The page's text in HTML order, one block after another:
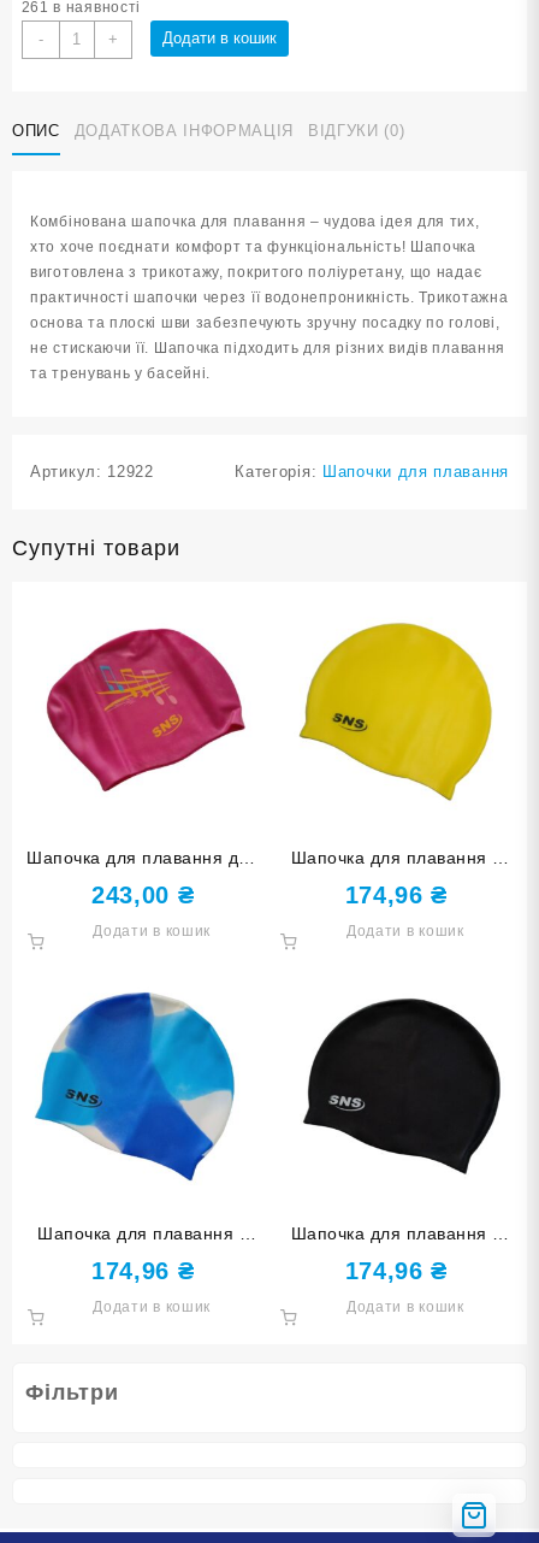
Фільтри
261 в наявності
-
Шапочка
для
SPIKE
рожева
+ Додати в кошик
ОПИС ДОДАТКОВА ІНФОРМАЦІЯ ВІДГУКИ (0)
Комбінована шапочка для плавання – чудова ідея для тих,
хто хоче поєднати комфорт та функціональність! Шапочка
виготовлена з трикотажу, покритого поліуретану, що надає
практичності шапочки через її водонепроникність. Трикотажна
основа та плоскі шви забезпечують зручну посадку по голові,
не стискаючи її. Шапочка підходить для різних видів плавання
та тренувань у басейні.
Артикул: 12922 Категорія: Шапочки для плавання
Супутні товари
Шапочка для плавання для
довгого волосся SNS KW-
1МА crimson music
243,00 ₴
Додати в кошик
Шапочка для плавання у
футлярі SNS жовта SC-Ж
174,96₴
Додати в кошик
Шапочка для плавання у
футлярі SNS мультиколір
SC-Ц6
174,96 ₴
Додати в кошик
Шапочка для плавання у
футлярі SNS чорна SC-Ч
174,96₴
Додати в кошик